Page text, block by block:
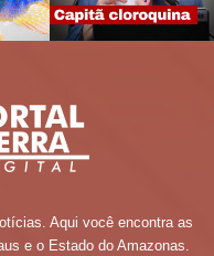
Aqui você encontra as
e o Estado do Amazonas.